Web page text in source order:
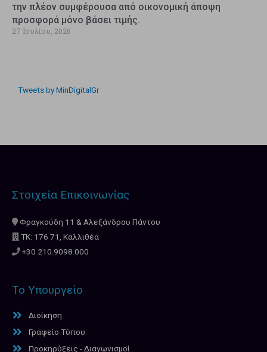
την πλέον συμφέρουσα από οικονομική άποψη
προσφορά μόνο βάσει τιμής.
27 Ιουλίου, 2026
Tweets by MinDigitalGr
Στοιχεία Επικοινωνίας
Φραγκούδη 11 & Αλεξάνδρου Πάντου
ΤΚ: 176 71, Καλλιθέα
+30 210.9098.000
Το Υπουργείο
Διοίκηση
Γραφείο Τύπου
Προκηρύξεις - Διαγωνισμοί